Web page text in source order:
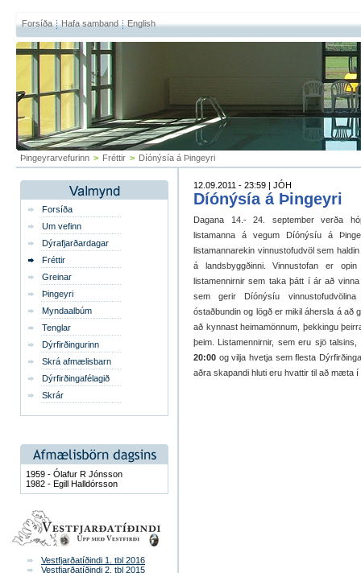
Forsíða Hafa samband English
Þingeyrarvefurinn > Fréttir > Díónýsía á Þingeyri
Forsíða
Um vefinn
Dýrafjarðardagar
Fréttir
Greinar
Þingeyri
Myndaalbúm
Tenglar
Dýrfirðingurinn
Skrá afmælisbarn
Dýrfirðingafélagið
Skrár
1959 - Ólafur R Jónsson
1982 - Egill Halldórsson
Vestfjarðatíðindi 1. tbl 2016
Vestfjarðatíðindi 2. tbl 2015
12.09.2011 - 23:59 | JÓH
Díónýsía á Þingeyri
Dagana 14.- 24. september verða
listamanna á vegum Díónýsíu á
listamannarekin vinnustofudvöl sem
á landsbyggðinni. Vinnustofan er
listamennirnir sem taka þátt í ár að
sem gerir Díónýsíu
óstaðbundin og lögð er mikil áhersla á að
að kynnast heimamönnum, þekkingu
þeim. Listamennirnir, sem eru sjö
20:00 og vilja hvetja sem flesta
aðra skapandi hluti eru hvattir til að mæta